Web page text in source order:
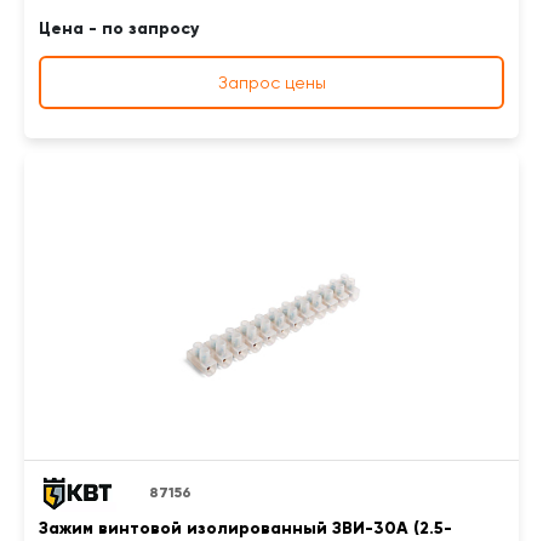
Цена - по запросу
Запрос цены
87156
Зажим винтовой изолированный ЗВИ-30А (2.5-